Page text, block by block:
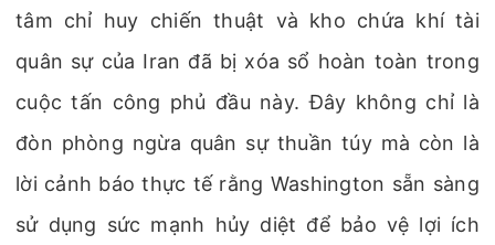
tâm chỉ huy chiến thuật và kho chứa khí tài
quân sự của Iran đã bị xóa sổ hoàn toàn trong
cuộc tấn công phủ đầu này. Đây không chỉ là
đòn phòng ngừa quân sự thuần túy mà còn là
lời cảnh báo thực tế rằng Washington sẵn sàng
sử dụng sức mạnh hủy diệt để bảo vệ lợi ích